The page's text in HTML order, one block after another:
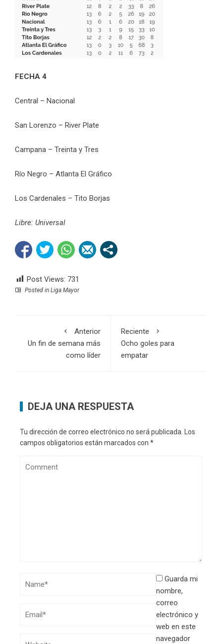
FECHA 4
Central – Nacional
San Lorenzo – River Plate
Campana – Treinta y Tres
Río Negro – Atlanta El Gráfico
Los Cardenales – Tito Borjas
Libre: Universal
Post Views: 731
Posted in Liga Mayor
Anterior
Un fin de semana más
como líder
Reciente
Ocho goles para
empatar
DEJA UNA RESPUESTA
Tu dirección de correo electrónico no será publicada.
Los
campos obligatorios están marcados con *
Guarda mi
nombre,
correo
electrónico y
web en este
navegador